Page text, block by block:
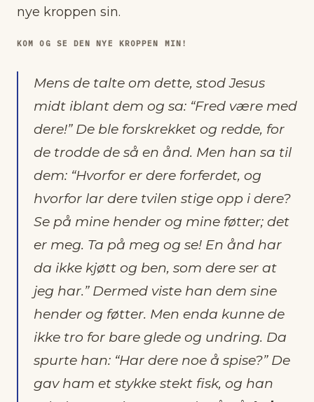
nye kroppen sin.
KOM OG SE DEN NYE KROPPEN MIN!
Mens de talte om dette, stod Jesus
midt iblant dem og sa: “Fred være med
dere!” De ble forskrekket og redde, for
de trodde de så en ånd. Men han sa til
dem: “Hvorfor er dere forferdet, og
hvorfor lar dere tvilen stige opp i dere?
Se på mine hender og mine føtter; det
er meg. Ta på meg og se! En ånd har
da ikke kjøtt og ben, som dere ser at
jeg har.” Dermed viste han dem sine
hender og føtter. Men enda kunne de
ikke tro for bare glede og undring. Da
spurte han: “Har dere noe å spise?” De
gav ham et stykke stekt fisk, og han